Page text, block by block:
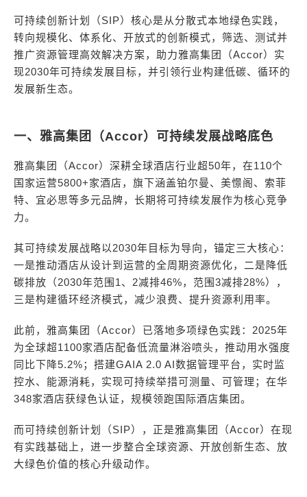
可持续创新计划（SIP）核心是从分散式本地绿色实践，
转向规模化、体系化、开放式的创新模式，筛选、测试并
推广资源管理高效解决方案，助力雅高集团（Accor）实
现2030年可持续发展目标，并引领行业构建低碳、循环的
发展新生态。
一、雅高集团（Accor）可持续发展战略底色
雅高集团（Accor）深耕全球酒店行业超50年，在110个
国家运营5800+家酒店，旗下涵盖铂尔曼、美憬阁、索菲
特、宜必思等多元品牌，长期将可持续发展作为核心竞争
力。
其可持续发展战略以2030年目标为导向，锚定三大核心：
一是推动酒店从设计到运营的全周期资源优化，二是降低
碳排放（2030年范围1、2减排46%，范围3减排28%），
三是构建循环经济模式，减少浪费、提升资源利用率。
此前，雅高集团（Accor）已落地多项绿色实践：2025年
为全球超1100家酒店配备低流量淋浴喷头，推动用水强度
同比下降5.2%；搭建GAIA 2.0 AI数据管理平台，实时监
控水、能源消耗，实现可持续举措可测量、可管理；在华
348家酒店获绿色认证，规模领跑国际酒店集团。
而可持续创新计划（SIP），正是雅高集团（Accor）在现
有实践基础上，进一步整合全球资源、开放创新生态、放
大绿色价值的核心升级动作。